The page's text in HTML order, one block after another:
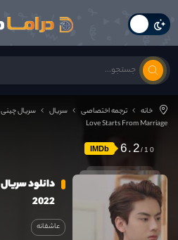
خانه ترجمه اختصاصی سریال سریال چینی
Love Starts From Marriage
IMDb 6.2
2022
عاشقانه